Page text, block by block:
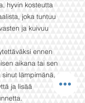
hyvin kosteutta
joka tuntuu
ja kuivuu
ennen
aikana tai sen
sinut lämpimänä,
ja lisää